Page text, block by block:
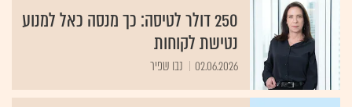
250 דולר לטיסה: כך מנסה כאל למנוע
נטישת לקוחות
02.06.2026 נבו שפיר